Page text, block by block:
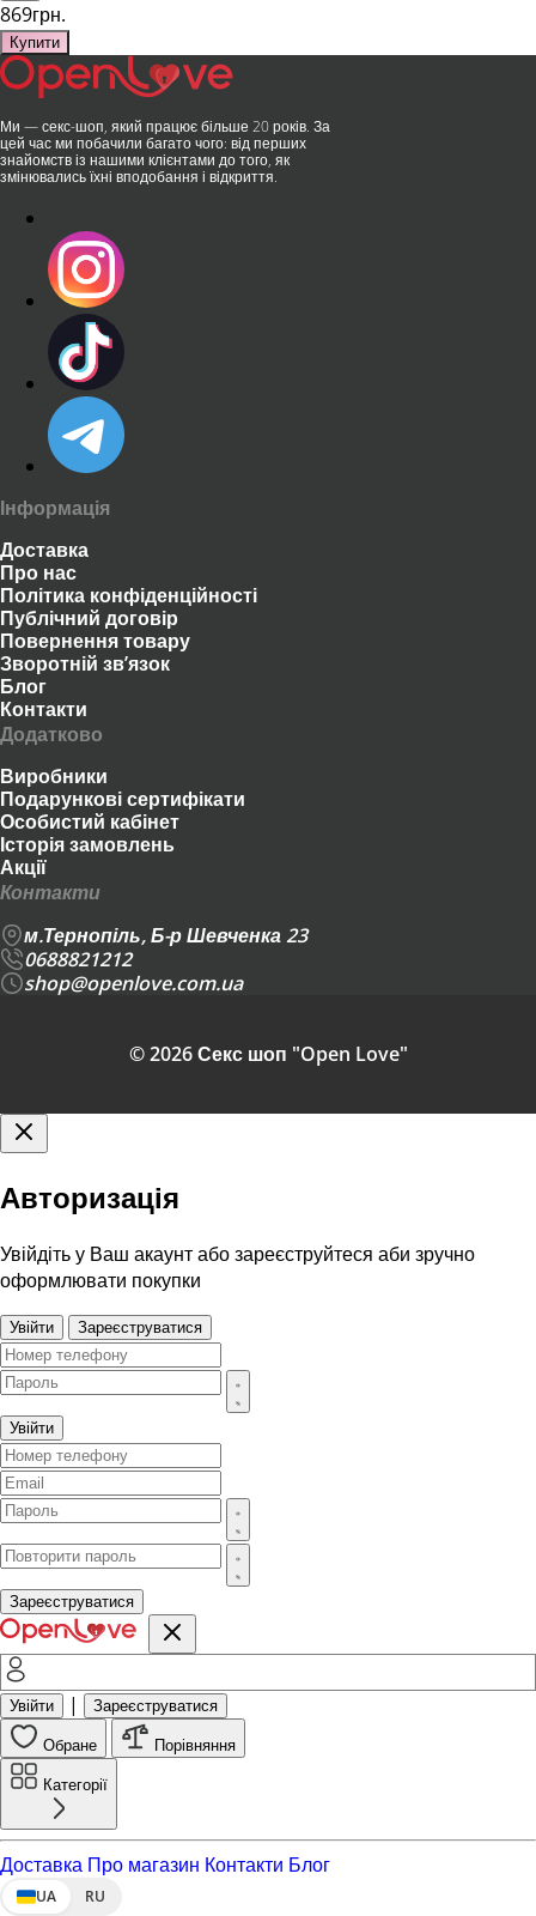
869грн.
Купити
Ми — секс-шоп, який працює більше 20 років. За
цей час ми побачили багато чого: від перших
знайомств із нашими клієнтами до того, як
змінювались їхні вподобання і відкриття.
Інформація
Доставка
Про нас
Політика конфіденційності
Публічний договір
Повернення товару
Зворотній зв’язок
Блог
Контакти
Додатково
Виробники
Подарункові сертифікати
Особистий кабінет
Історія замовлень
Акції
Контакти
м.Тернопіль, Б-р Шевченка 23
0688821212
shop@openlove.com.ua
© 2026 Секс шоп "Open Love"
Авторизація
Увійдіть у Ваш акаунт або зареєструйтеся аби зручно
оформлювати покупки
Увійти Зареєструватися
Увійти
Зареєструватися
Увійти | Зареєструватися
Обране Порівняння
Категорії
Доставка Про магазин Контакти Блог
UA RU